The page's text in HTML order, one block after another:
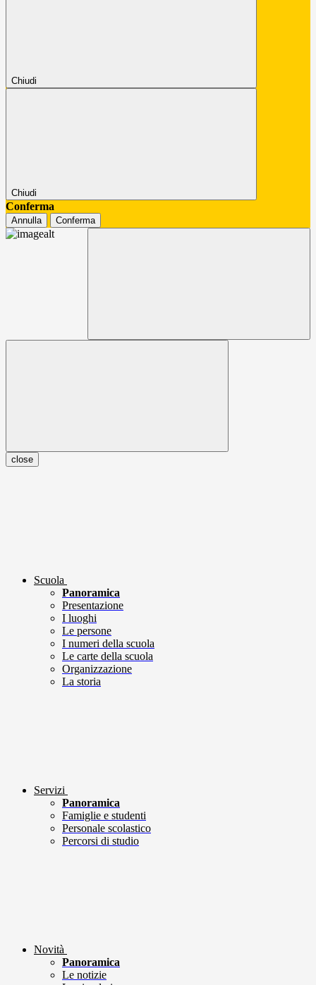
Chiudi
Chiudi
Conferma
Annulla Conferma
close
Scuola
Panoramica
Presentazione
I luoghi
Le persone
I numeri della scuola
Le carte della scuola
Organizzazione
La storia
Servizi
Panoramica
Famiglie e studenti
Personale scolastico
Percorsi di studio
Novità
Panoramica
Le notizie